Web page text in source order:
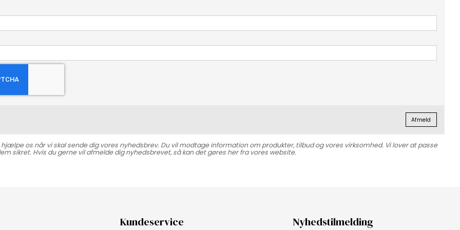
Afmeld
os når vi skal sende dig vores nyhedsbrev. Du vil modtage information om produkter, tilbud og vores virksomhed. Vi lover at passe
sikret. Hvis du gerne vil afmelde dig nyhedsbrevet, så kan det gøres her fra vores website.
Kundeservice Nyhedstilmelding